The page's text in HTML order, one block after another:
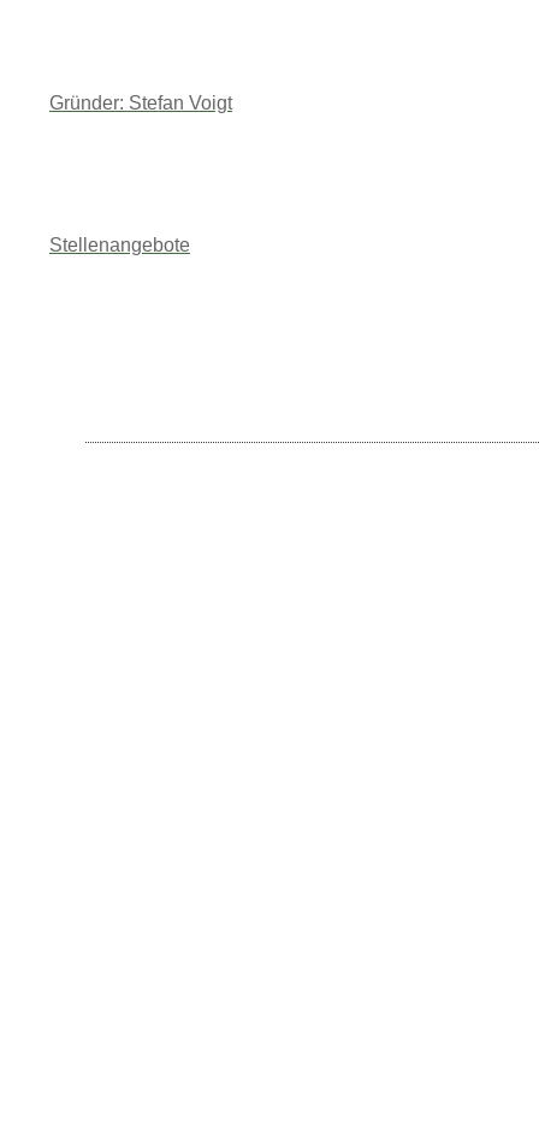
Gründer: Stefan Voigt
Stellenangebote